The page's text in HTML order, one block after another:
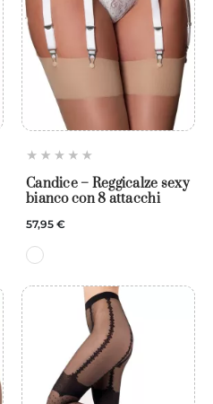
Candice – Reggicalze sexy
bianco con 8 attacchi
57,95 €